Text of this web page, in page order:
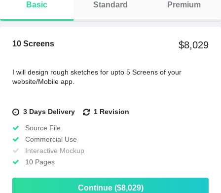
Basic Standard Premium
10 Screens $8,029
I will design rough sketches for upto 5 Screens of your
website/Mobile app.
3 Days Delivery 1 Revision
Source File
Commercial Use
Interactive Mockup
10 Pages
Continue ($8,029)